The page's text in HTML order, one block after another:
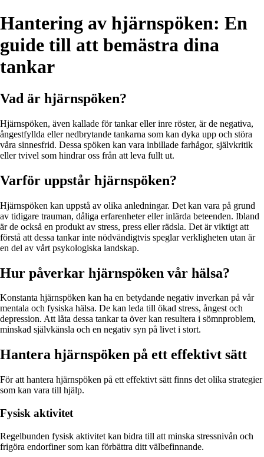
Hantering av hjärnspöken: En
guide till att bemästra dina
tankar
Vad är hjärnspöken?
Hjärnspöken, även kallade för tankar eller inre röster, är de negativa,
ångestfyllda eller nedbrytande tankarna som kan dyka upp och störa
våra sinnesfrid. Dessa spöken kan vara inbillade farhågor, självkritik
eller tvivel som hindrar oss från att leva fullt ut.
Varför uppstår hjärnspöken?
Hjärnspöken kan uppstå av olika anledningar. Det kan vara på grund
av tidigare trauman, dåliga erfarenheter eller inlärda beteenden. Ibland
är de också en produkt av stress, press eller rädsla. Det är viktigt att
förstå att dessa tankar inte nödvändigtvis speglar verkligheten utan är
en del av vårt psykologiska landskap.
Hur påverkar hjärnspöken vår hälsa?
Konstanta hjärnspöken kan ha en betydande negativ inverkan på vår
mentala och fysiska hälsa. De kan leda till ökad stress, ångest och
depression. Att låta dessa tankar ta över kan resultera i sömnproblem,
minskad självkänsla och en negativ syn på livet i stort.
Hantera hjärnspöken på ett effektivt sätt
För att hantera hjärnspöken på ett effektivt sätt finns det olika strategier
som kan vara till hjälp.
Fysisk aktivitet
Regelbunden fysisk aktivitet kan bidra till att minska stressnivån och
frigöra endorfiner som kan förbättra ditt välbefinnande.